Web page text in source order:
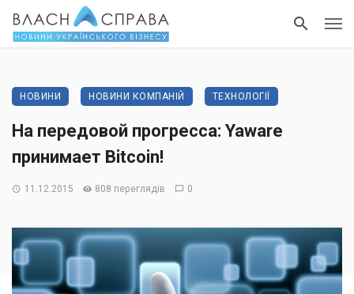
НОВИНИ НОВИНИ КОМПАНІЙ ТЕХНОЛОГІЇ
На передовой прогресса: Yaware
принимает Bitcoin!
11.12.2015 808 переглядів 0